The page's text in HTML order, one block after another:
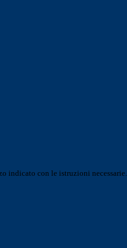
indicato con le istruzioni necessarie.